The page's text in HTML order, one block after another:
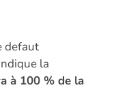
defaut
la
à 100 % de la